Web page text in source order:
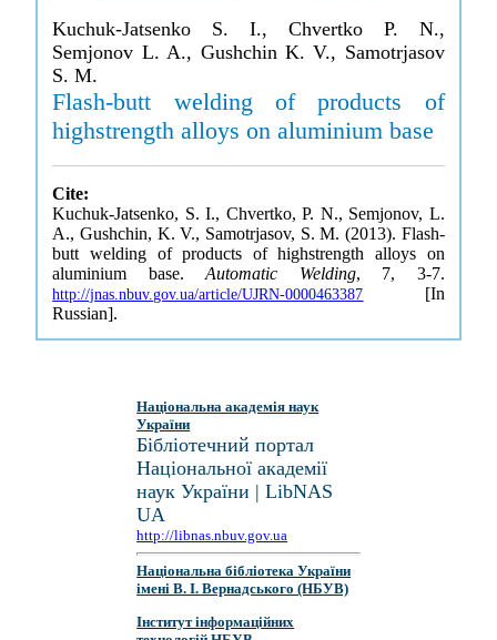
Kuchuk-Jatsenko S. I., Chvertko P. N.,
Semjonov L. A., Gushchin K. V., Samotrjasov
S. M.
Flash-butt welding of products of
highstrength alloys on aluminium base
Cite:
Kuchuk-Jatsenko, S. I., Chvertko, P. N., Semjonov, L.
A., Gushchin, K. V., Samotrjasov, S. M. (2013). Flash-
butt welding of products of highstrength alloys on
aluminium base.Automatic Welding, 7, 3-7.
http://jnas.nbuv.gov.ua/article/UJRN-0000463387 [In
Russian].
Національна академія наук
України
Бібліотечний портал
Національної академії
наук України | LibNAS
UA
http://libnas.nbuv.gov.ua
Національна бібліотека України
імені В. І. Вернадського (НБУВ)
Інститут інформаційних